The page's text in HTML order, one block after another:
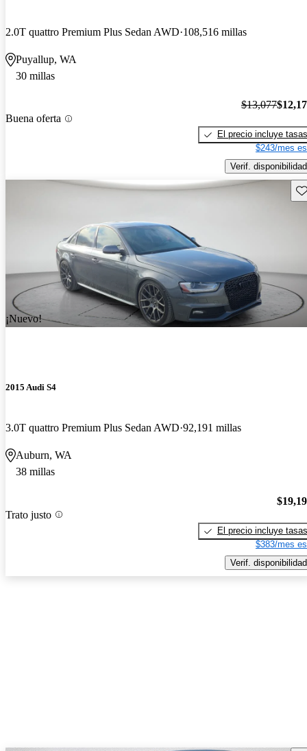
2.0T quattro Premium Plus Sedan AWD 108,516 millas
Puyallup, WA
30 millas
Buena oferta
$13,077
El precio incluye tasas
$243/mes
Verif. disponibilidad
¡Nuevo!
2015 Audi S4
3.0T quattro Premium Plus Sedan AWD 92,191 millas
Auburn, WA
38 millas
Trato justo
El precio incluye tasas
$383/mes
Verif. disponibilidad